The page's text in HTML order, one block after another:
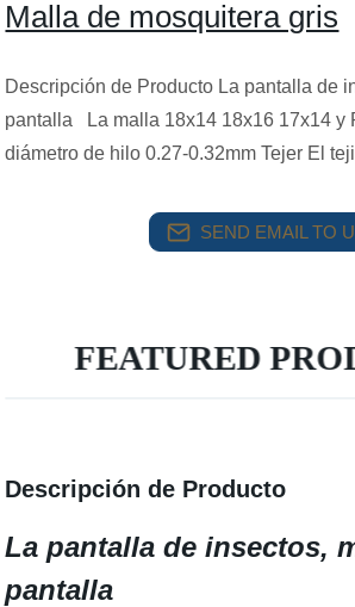
Malla de mosquitera gris
Descripción de Producto La pantalla de
pantalla La malla 18x14 18x16 17x14 y
diámetro de hilo 0.27-0.32mm Tejer El
SEND EMAIL TO
FEATURED
Descripción de Producto
La pantalla de insectos,
pantalla